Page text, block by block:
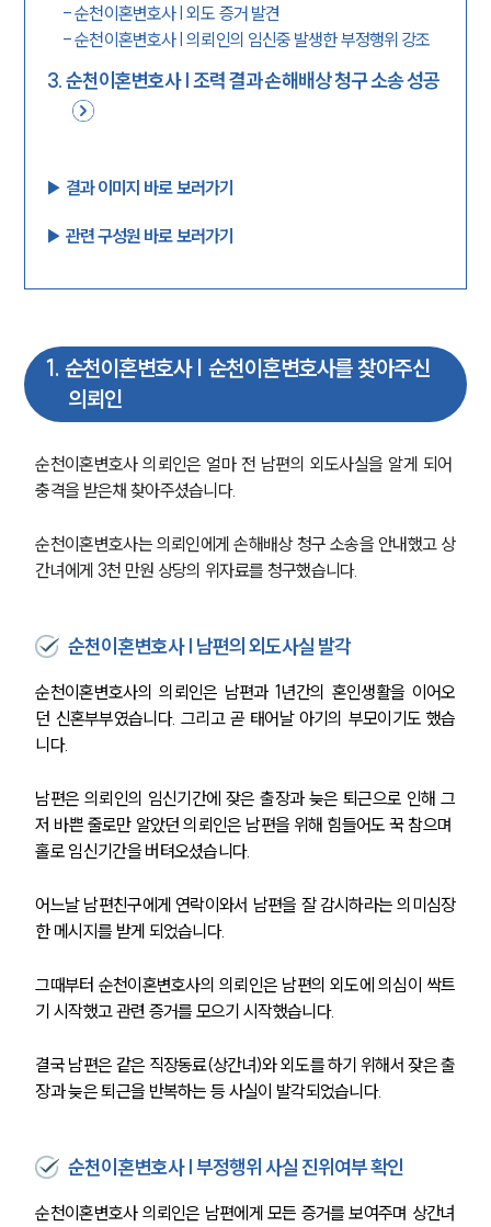
-순천이혼변호사 | 외도 증거 발견
-순천이혼변호사 | 의뢰인의 임신중 발생한 부정행위 강조
3.순천이혼변호사 | 조력 결과 손해배상 청구 소송 성공
▶︎ 결과 이미지 바로 보러가기
▶︎ 관련 구성원 바로 보러가기
1 . 순천이혼변호사 | 순천이혼변호사를 찾아주신
의뢰인
순천이혼변호사 의뢰인은 얼마 전 남편의 외도사실을 알게 되어
충격을 받은채 찾아주셨습니다.
순천이혼변호사는 의뢰인에게 손해배상 청구 소송을 안내했고 상
간녀에게 3천 만원 상당의 위자료를 청구했습니다.
순천이혼변호사 | 남편의 외도사실 발각
순천이혼변호사의 의뢰인은 남편과 1년간의 혼인생활을 이어오
던 신혼부부였습니다. 그리고 곧 태어날 아기의 부모이기도 했습
니다.
남편은 의뢰인의 임신기간에 잦은 출장과 늦은 퇴근으로 인해 그
저 바쁜 줄로만 알았던 의뢰인은 남편을 위해 힘들어도 꾹 참으며
홀로 임신기간을 버텨오셨습니다.
어느날 남편친구에게 연락이와서 남편을 잘 감시하라는 의미심장
한 메시지를 받게 되었습니다.
그때부터 순천이혼변호사의 의뢰인은 남편의 외도에 의심이 싹트
기 시작했고 관련 증거를 모으기 시작했습니다.
결국 남편은 같은 직장동료(상간녀)와 외도를 하기 위해서 잦은 출
장과 늦은 퇴근을 반복하는 등 사실이 발각되었습니다.
순천이혼변호사 | 부정행위 사실 진위여부 확인
순천이혼변호사 의뢰인은 남편에게 모든 증거를 보여주며 상간녀